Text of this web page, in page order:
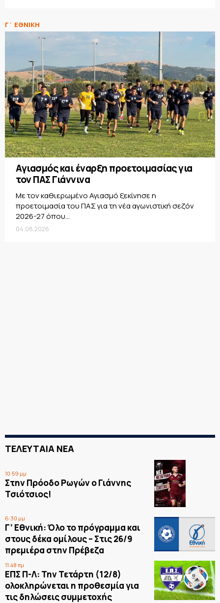
Γ΄ ΕΘΝΙΚΗ
Αγιασμός και έναρξη προετοιμασίας για
τον ΠΑΣ Γιάννινα
Με τον καθιερωμένο Αγιασμό ξεκίνησε η
προετοιμασία του ΠΑΣ για τη νέα αγωνιστική σεζόν
2026-27 όπου...
04.08.2026
ΤΕΛΕΥΤΑΙΑ ΝΕΑ
10:59 μμ
Στην Πρόοδο Ρωγών ο Γιάννης
Τσιότσιος!
6:30 μμ
Γ’ Εθνική: Όλο το πρόγραμμα και
στους δέκα ομίλους – Στις 26/9
πρεμιέρα στην Πρέβεζα
11:48 πμ
ΕΠΣ Π-Λ: Την Τετάρτη (12/8)
ολοκληρώνεται η προθεσμία για
τις δηλώσεις συμμετοχής